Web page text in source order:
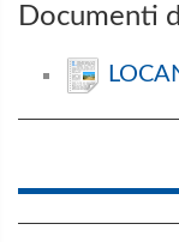
Documenti